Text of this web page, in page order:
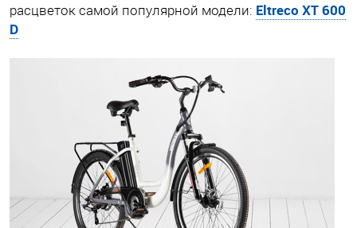
расцветок самой популярной модели: Eltreco XT 600
D